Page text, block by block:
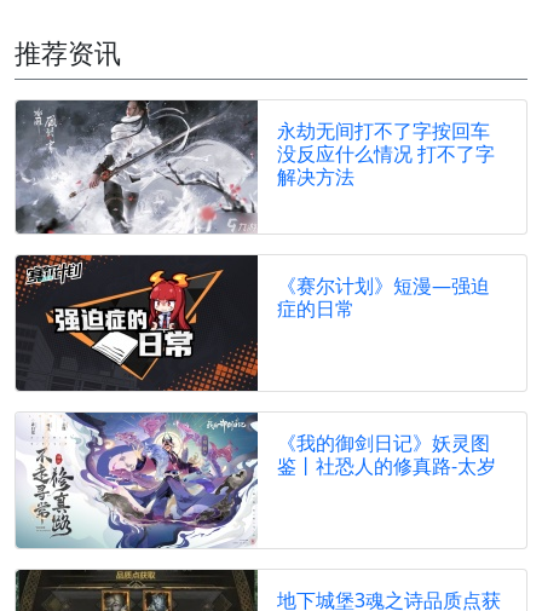
推荐资讯
永劫无间打不了字按回车
没反应什么情况 打不了字
解决方法
《赛尔计划》短漫—强迫
症的日常
《我的御剑日记》妖灵图
鉴丨社恐人的修真路-太岁
地下城堡3魂之诗品质点获